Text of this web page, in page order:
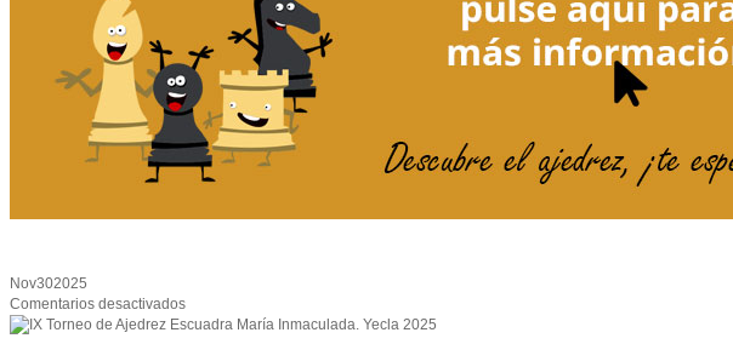
Nov302025
Comentarios desactivadosen
IX